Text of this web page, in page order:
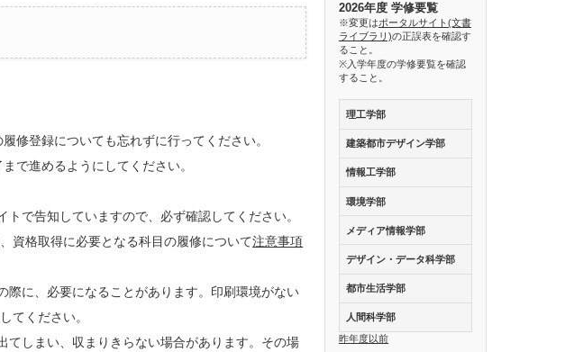
修登録についても忘れずに行ってください。
で進めるようにしてください。
で告知していますので、必ず確認してください。
資格取得に必要となる科目の履修について注意事項
に、必要になることがあります。印刷環境がない
てください。
てしまい、収まりきらない場合があります。その場
2026年度 学修要覧
※変更はポータルサイト(文書
ライブラリ)の正誤表を確認す
ること。
※入学年度の学修要覧を確認
すること。
理工学部
建築都市デザイン学部
情報工学部
環境学部
メディア情報学部
デザイン・データ科学部
都市生活学部
人間科学部
昨年度以前